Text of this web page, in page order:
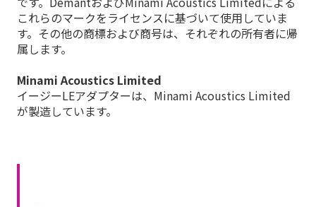
これらのマークをライセンスに基づいて使用していま
す。その他の商標および商号は、それぞれの所有者に帰
属します。
Minami Acoustics Limited
イージーLEアダプターは、Minami Acoustics Limited
が製造しています。